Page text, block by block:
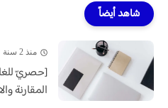
شاهد أيضاً
منذ 2 سنة
[حصريّ
المقارنة